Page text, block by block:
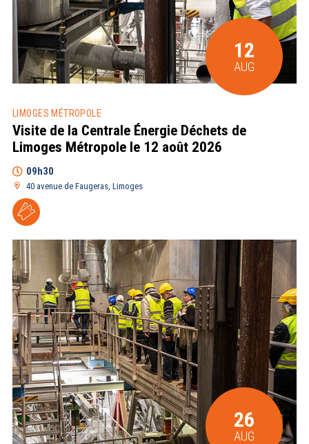
12
AUG
LIMOGES MÉTROPOLE
Visite de la Centrale Énergie Déchets de
Limoges Métropole le 12 août 2026
09h30
40 avenue de Faugeras, Limoges
26
AUG